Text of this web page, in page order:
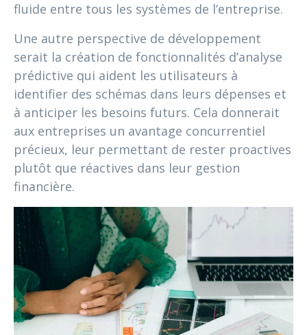
fluide entre tous les systèmes de l’entreprise.
Une autre perspective de développement
serait la création de fonctionnalités d’analyse
prédictive qui aident les utilisateurs à
identifier des schémas dans leurs dépenses et
à anticiper les besoins futurs. Cela donnerait
aux entreprises un avantage concurrentiel
précieux, leur permettant de rester proactives
plutôt que réactives dans leur gestion
financière.